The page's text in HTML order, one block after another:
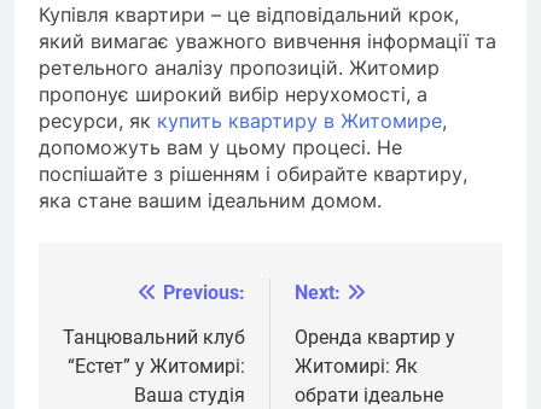
Купівля квартири – це відповідальний крок,
який вимагає уважного вивчення інформації та
ретельного аналізу пропозицій. Житомир
пропонує широкий вибір нерухомості, а
ресурси, як купить квартиру в Житомире,
допоможуть вам у цьому процесі. Не
поспішайте з рішенням і обирайте квартиру,
яка стане вашим ідеальним домом.
Навігація
записів
Previous:
Танцювальний клуб
“Естет” у Житомирі:
Ваша студія
Next:
Оренда квартир у
Житомирі: Як
обрати ідеальне